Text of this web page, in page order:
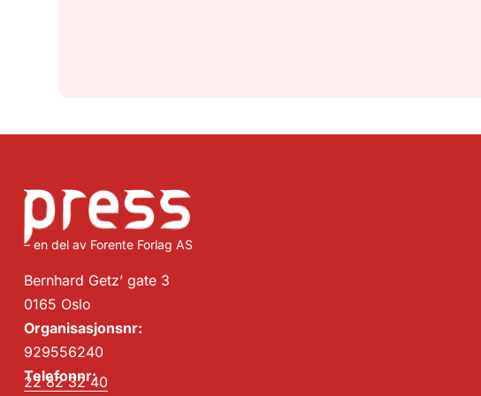
– en del av Forente Forlag AS
Bernhard Getz’ gate 3
0165 Oslo
Organisasjonsnr:
929556240
Telefonnr:
22 82 32 40